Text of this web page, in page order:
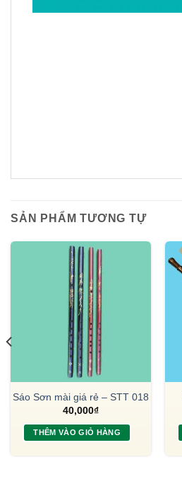
SẢN PHẨM TƯƠNG TỰ
Sáo Sơn mài giá rẻ – STT 018
40,000₫
THÊM VÀO GIỎ HÀNG